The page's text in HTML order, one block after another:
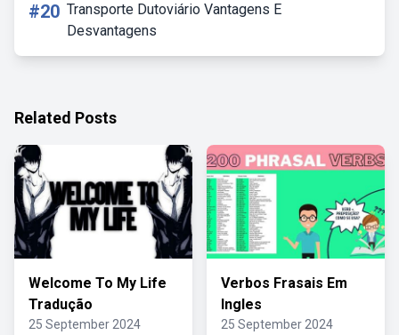
#20 Transporte Dutoviário Vantagens E
Desvantagens
Related Posts
Welcome To My Life
Tradução
25 September 2024
Verbos Frasais Em
Ingles
25 September 2024